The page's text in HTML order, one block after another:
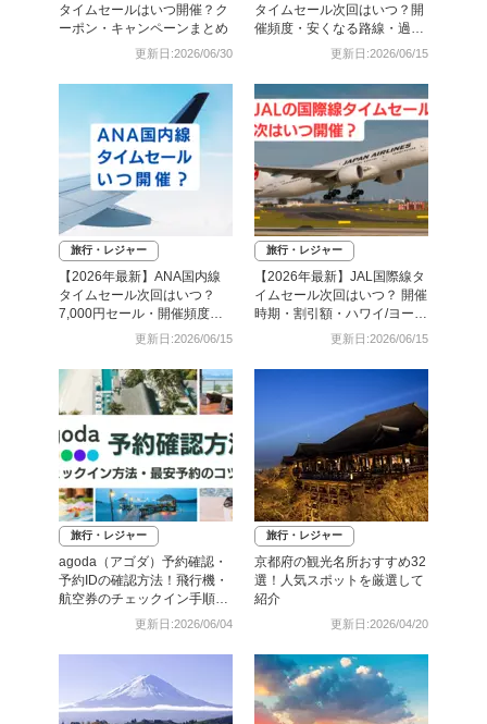
タイムセールはいつ開催？ク
ーポン・キャンペーンまとめ
更新日:2026/06/30
タイムセール次回はいつ？開
催頻度・安くなる路線・過去
更新日:2026/06/15
旅行・レジャー
【2026年最新】ANA国内線
タイムセール次回はいつ？
7,000円セール・開催頻度・
予約攻略まとめ更新日:2026/06/15
旅行・レジャー
【2026年最新】JAL国際線タ
イムセール次回はいつ？ 開催
時期・割引額・ハワイ/ヨーロ
ッパ路線まとめ更新日:2026/06/15
旅行・レジャー
agoda（アゴダ）予約確認・
予約IDの確認方法！飛行機・
航空券のチェックイン手順と
照会番号の調べ方も更新日:2026/06/04
旅行・レジャー
京都府の観光名所おすすめ32
選！人気スポットを厳選して
紹介
更新日:2026/04/20